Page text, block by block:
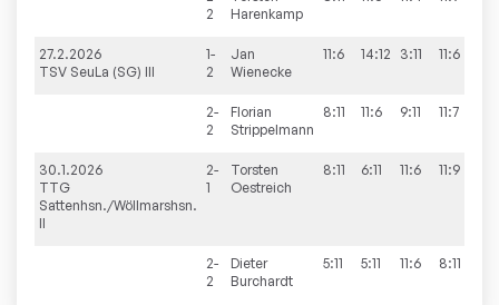
2
Harenkamp
27.2.2026
TSV SeuLa (SG) III
1-
2
Jan
Wienecke
11:6 14:12 3:11 11:6
2-
2
Florian
Strippelmann
8:11 11:6 9:11 11:7
30.1.2026
TTG
Sattenhsn./Wöllmarshsn.
II
2-
1
Torsten
Oestreich
8:11 6:11 11:6 11:9
2-
2
Dieter
Burchardt
5:11 5:11 11:6 8:11